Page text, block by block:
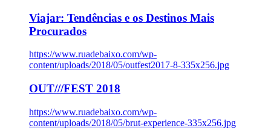
Viajar: Tendências e os Destinos Mais
Procurados
https://www.ruadebaixo.com/wp-
content/uploads/2018/05/outfest2017-8-335x256.jpg
OUT///FEST 2018
https://www.ruadebaixo.com/wp-
content/uploads/2018/05/brut-experience-335x256.jpg